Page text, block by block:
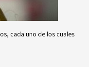
cada uno de los cuales